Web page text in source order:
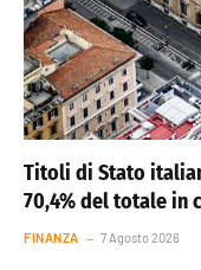
Titoli di Stato
70,4% del totale in
FINANZA 7 Agosto 2026